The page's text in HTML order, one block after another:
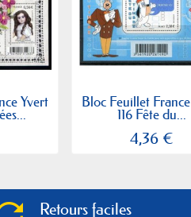
Yvert Bloc Feuillet
116 Fête du...
4,36 €
Retours faciles